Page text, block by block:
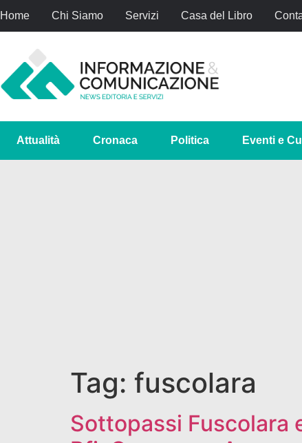
Home Chi Siamo Servizi Casa del Libro
Attualità Cronaca Politica Eventi e
Tag: fuscolara
Sottopassi Fuscolara